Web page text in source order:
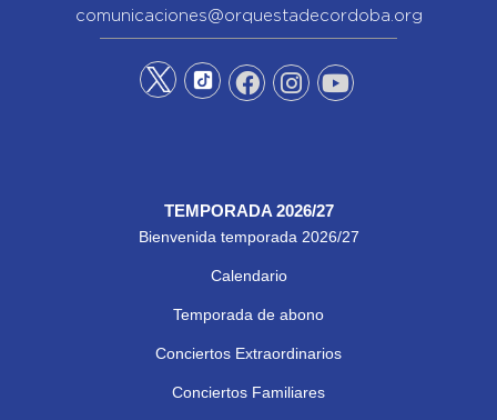
comunicaciones@orquestadecordoba.org
TEMPORADA 2026/27
Bienvenida temporada 2026/27
Calendario
Temporada de abono
Conciertos Extraordinarios
Conciertos Familiares